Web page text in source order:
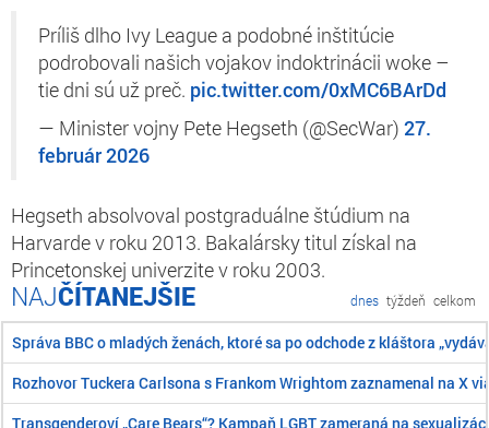
Príliš dlho Ivy League a podobné inštitúcie
podrobovali našich vojakov indoktrinácii woke –
tie dni sú už preč. pic.twitter.com/0xMC6BArDd
— Minister vojny Pete Hegseth (@SecWar) 27.
február 2026
Hegseth absolvoval postgraduálne štúdium na
Harvarde v roku 2013. Bakalársky titul získal na
Princetonskej univerzite v roku 2003.
ČÍTANEJŠIE dnes týždeň celkom
Správa BBC o mladých ženách, ktoré sa po odchode z kláštora
Rozhovor Tuckera Carlsona s Frankom Wrightom zaznamenal na X
Transgenderoví „Care Bears“? Kampaň LGBT zameraná na